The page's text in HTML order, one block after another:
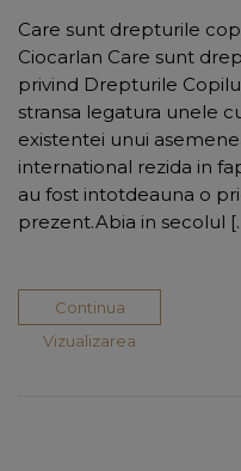
Care sunt drepturile
Ciocarlan Care sunt
privind Drepturile
stransa legatura unele
existentei unui
international rezida in
au fost intotdeauna o
prezent.Abia in secolul
Continua
Vizualizarea